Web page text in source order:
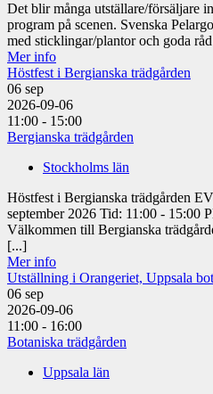
Det blir många utställare/försäljare
program på scenen. Svenska
med sticklingar/plantor och goda
Mer info
Höstfest i Bergianska trädgården
06 sep
2026-09-06
11:00 - 15:00
Bergianska trädgården
Stockholms län
Höstfest i Bergianska trädgården
september 2026 Tid: 11:00 - 15:00
Välkommen till Bergianska
[...]
Mer info
Utställning i Orangeriet, Uppsala
06 sep
2026-09-06
11:00 - 16:00
Botaniska trädgården
Uppsala län